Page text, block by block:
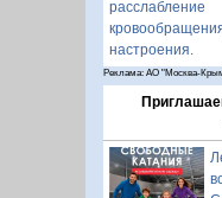
настроения.
Реклама: АО "Москва-